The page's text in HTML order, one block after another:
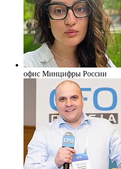
офис Минцифры России